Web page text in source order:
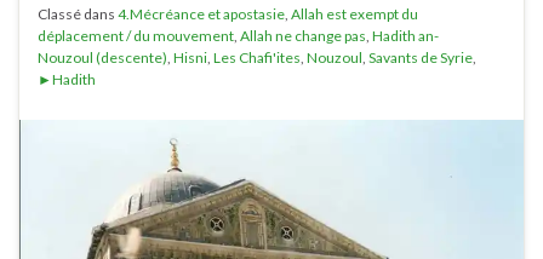
Classé dans 4.Mécréance et apostasie, Allah est exempt du
déplacement / du mouvement, Allah ne change pas, Hadith an-
Nouzoul (descente), Hisni, Les Chafi'ites, Nouzoul, Savants de Syrie,
►Hadith